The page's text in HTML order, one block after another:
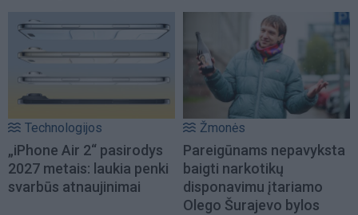
Technologijos
„iPhone Air 2“ pasirodys
2027 metais: laukia penki
svarbūs atnaujinimai
Žmonės
Pareigūnams nepavyksta
baigti narkotikų
disponavimu įtariamo
Olego Šurajevo bylos